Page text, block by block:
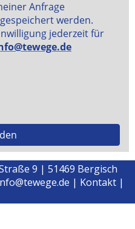
9 | 51469 Bergisch
| Kontakt |